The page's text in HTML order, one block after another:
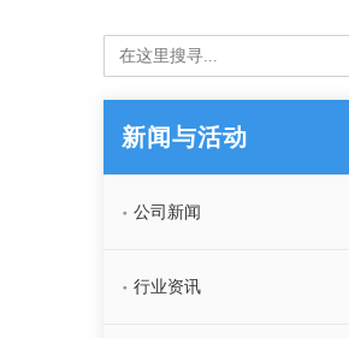
新闻与活动
公司新闻
行业资讯